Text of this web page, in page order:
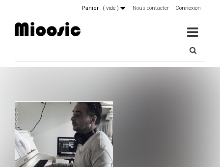
Connexion
Nous contacter
Panier ( vide )
MENU